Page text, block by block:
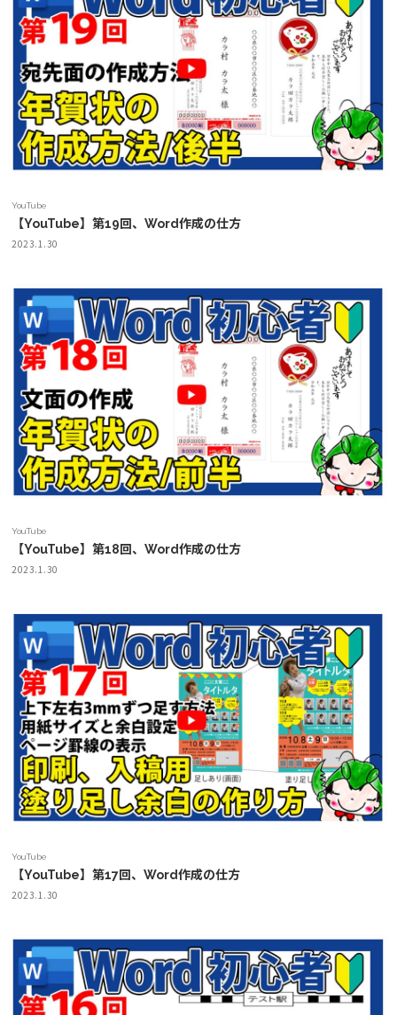
YouTube
【YouTube】第19回、Word作成の仕方
2023.1.30
YouTube
【YouTube】第18回、Word作成の仕方
2023.1.30
YouTube
【YouTube】第17回、Word作成の仕方
2023.1.30